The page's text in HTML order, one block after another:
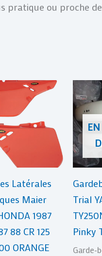
pratique ou proche
Latérales
Maier
1987
88 CR 125
ORANGE
Trial
Pinky
Garde-